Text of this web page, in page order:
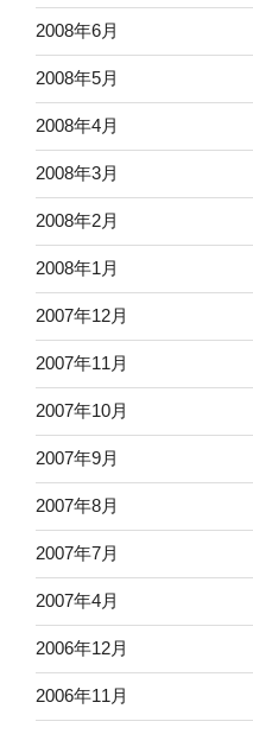
2008年6月
2008年5月
2008年4月
2008年3月
2008年2月
2008年1月
2007年12月
2007年11月
2007年10月
2007年9月
2007年8月
2007年7月
2007年4月
2006年12月
2006年11月